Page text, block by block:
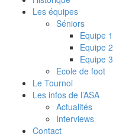
Les équipes
Séniors
Equipe 1
Equipe 2
Equipe 3
Ecole de foot
Le Tournoi
Les infos de l’ASA
Actualités
Interviews
Contact